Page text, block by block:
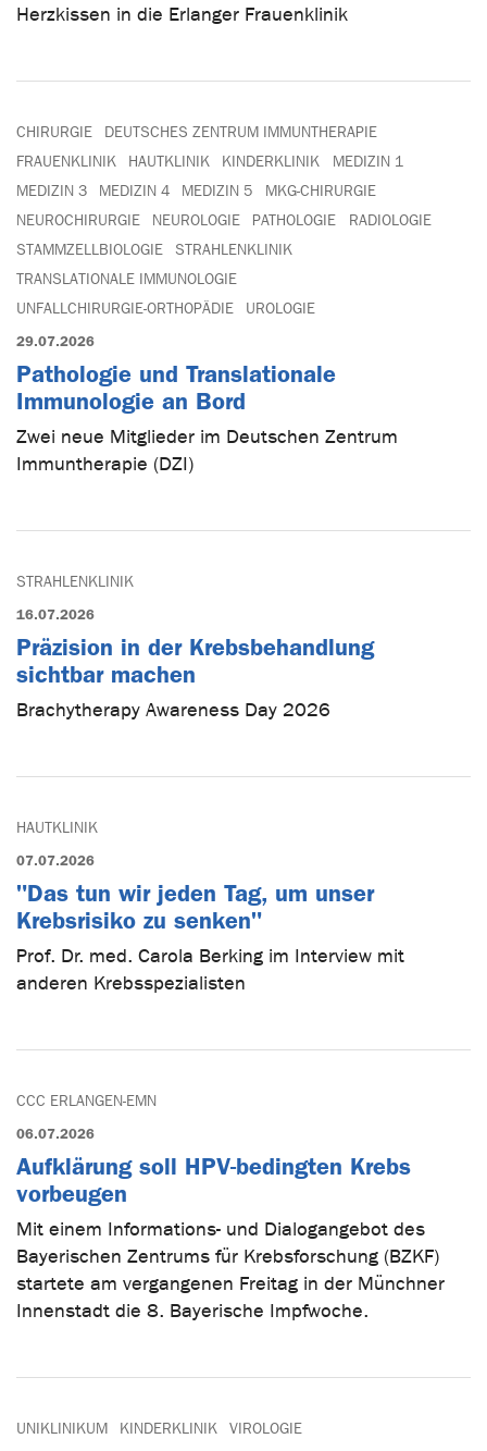
Herzkissen in die Erlanger Frauenklinik
CHIRURGIE
DEUTSCHES ZENTRUM IMMUNTHERAPIE
FRAUENKLINIK
HAUTKLINIK KINDERKLINIK
MEDIZIN 1
MEDIZIN 3
MEDIZIN 4 MEDIZIN 5
MKG-CHIRURGIE
NEUROCHIRURGIE
NEUROLOGIE PATHOLOGIE
RADIOLOGIE
STAMMZELLBIOLOGIE
STRAHLENKLINIK
TRANSLATIONALE IMMUNOLOGIE
UNFALLCHIRURGIE-ORTHOPÄDIE
UROLOGIE
29.07.2026
Pathologie und Translationale
Immunologie an Bord
Zwei neue Mitglieder im Deutschen Zentrum
Immuntherapie (DZI)
STRAHLENKLINIK
16.07.2026
Präzision in der Krebsbehandlung
sichtbar machen
Brachytherapy Awareness Day 2026
HAUTKLINIK
07.07.2026
"Das tun wir jeden Tag, um unser
Krebsrisiko zu senken"
Prof. Dr. med. Carola Berking im Interview mit
anderen Krebsspezialisten
CCC ERLANGEN-EMN
06.07.2026
Aufklärung soll HPV-bedingten Krebs
vorbeugen
Mit einem Informations- und Dialogangebot des
Bayerischen Zentrums für Krebsforschung (BZKF)
startete am vergangenen Freitag in der Münchner
Innenstadt die 8. Bayerische Impfwoche.
UNIKLINIKUM KINDERKLINIK VIROLOGIE